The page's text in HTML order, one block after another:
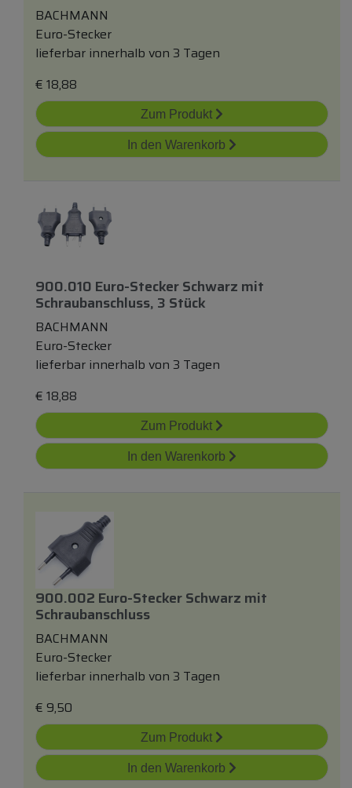
BACHMANN
Euro-Stecker
lieferbar innerhalb von 3 Tagen
€ 18,88
Zum Produkt
In den Warenkorb
900.010 Euro-Stecker Schwarz mit
Schraubanschluss, 3 Stück
BACHMANN
Euro-Stecker
lieferbar innerhalb von 3 Tagen
€ 18,88
Zum Produkt
In den Warenkorb
900.002 Euro-Stecker Schwarz mit
Schraubanschluss
BACHMANN
Euro-Stecker
lieferbar innerhalb von 3 Tagen
€ 9,50
Zum Produkt
In den Warenkorb